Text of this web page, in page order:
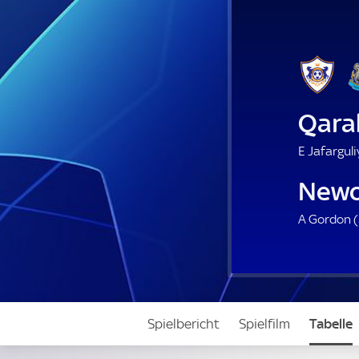
E
A Gordon (
Spielbericht Spielfilm Tabelle